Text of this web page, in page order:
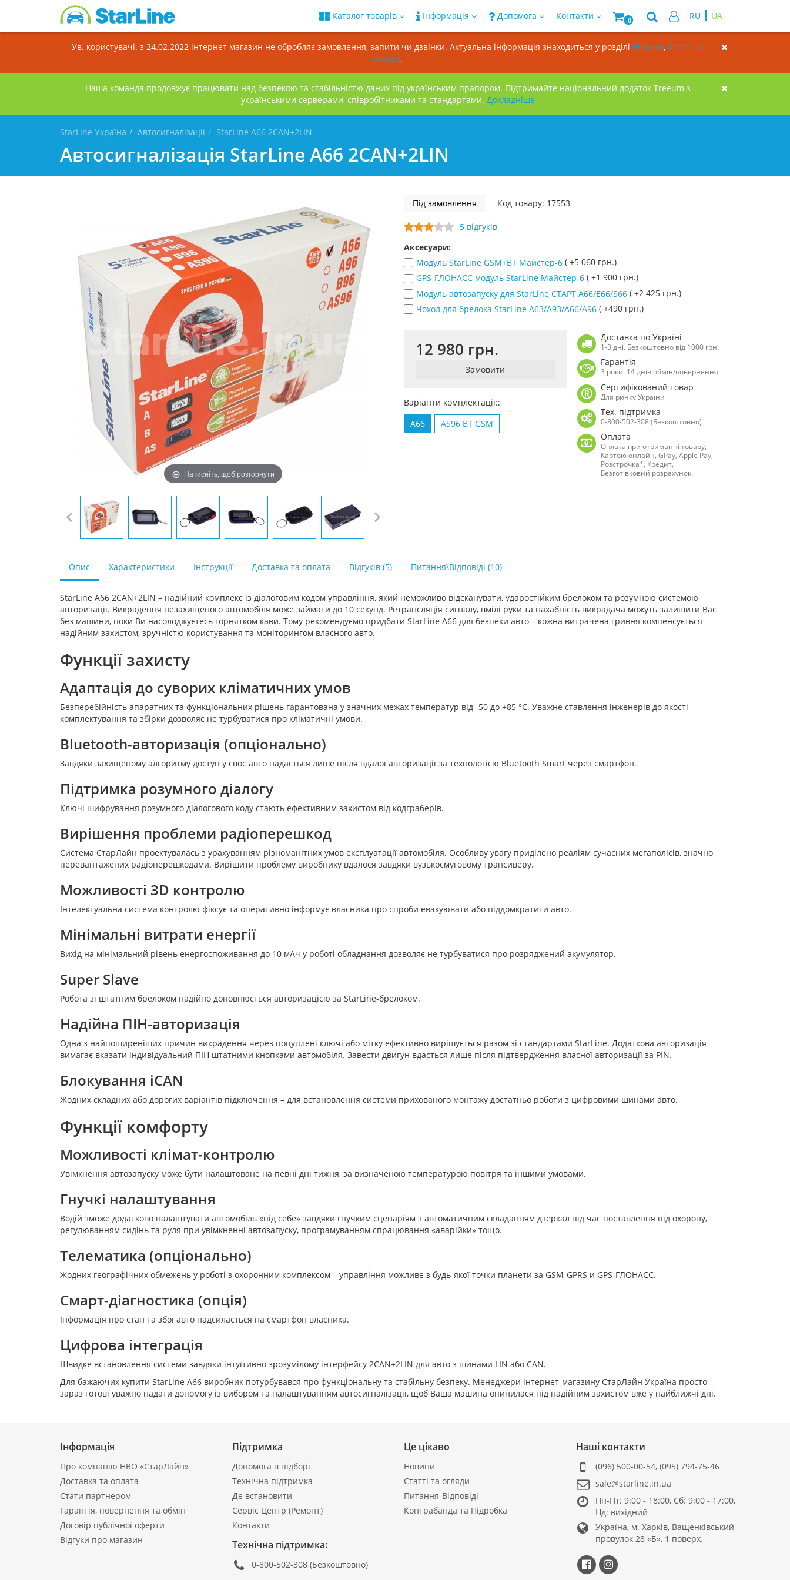
Ув. користувачі. з 24.02.2022 інтернет магазин не обробляє замовлення, запити чи дзвінки. Актуальна інформація знаходиться у розділі Новини, Статті та
огляди.
Наша команда продовжує працювати над безпекою та стабільністю даних під українським прапором. Підтримайте національний додаток Treeum з
українськими серверами, співробітниками та стандартами. Докладнiше
Каталог товарів Інформація Допомога Контакти 0 RU UA
StarLine Україна Автосигналізації StarLine A66 2CAN+2LIN
Автосигналізація StarLine A66 2CAN+2LIN
Натисніть, щоб розгорнути
Під замовлення Код товару: 17553
5 відгуків
Аксесуари:
Модуль StarLine GSM+BT Майстер-6 ( +5 060 грн.)
GPS-ГЛОНАСС модуль StarLine Майстер-6 ( +1 900 грн.)
Модуль автозапуску для StarLine СТАРТ A66/E66/S66 ( +2 425 грн.)
Чохол для брелока StarLine A63/A93/A66/A96 ( +490 грн.)
12 980 грн.
Замовити
Варіанти комплектації::
A66
AS96 BT GSM
Доставка по Україні
1-3 дні. Безкоштовно від 1000 грн.
Гарантія
3 роки. 14 днів обмін/повернення.
Сертифікований товар
Для ринку України
Тех. підтримка
0-800-502-308 (Безкоштовно)
Оплата
Оплата при отриманні товару,
Картою онлайн, GPay, Apple Pay,
Розстрочка*, Кредит,
Безготівковий розрахунок.
Опис Характеристики Інструкції Доставка та оплата Відгуків (5) Питання\Відповіді (10)
StarLine A66 2CAN+2LIN – надійний комплекс із діалоговим кодом управління, який неможливо відсканувати, ударостійким брелоком та розумною системою
авторизації. Викрадення незахищеного автомобіля може займати до 10 секунд. Ретрансляція сигналу, вмілі руки та нахабність викрадача можуть залишити Вас
без машини, поки Ви насолоджуєтесь горнятком кави. Тому рекомендуємо придбати StarLine A66 для безпеки авто – кожна витрачена гривня компенсується
надійним захистом, зручністю користування та моніторингом власного авто.
Функції захисту
Адаптація до суворих кліматичних умов
Безперебійність апаратних та функціональних рішень гарантована у значних межах температур від -50 до +85 °С. Уважне ставлення інженерів до якості
комплектування та збірки дозволяє не турбуватися про кліматичні умови.
Bluetooth-авторизація (опціонально)
Завдяки захищеному алгоритму доступ у своє авто надається лише після вдалої авторизації за технологією Bluetooth Smart через смартфон.
Підтримка розумного діалогу
Ключі шифрування розумного діалогового коду стають ефективним захистом від кодграберів.
Вирішення проблеми радіоперешкод
Система СтарЛайн проектувалась з урахуванням різноманітних умов експлуатації автомобіля. Особливу увагу приділено реаліям сучасних мегаполісів, значно
перевантажених радіоперешкодами. Вирішити проблему виробнику вдалося завдяки вузькосмуговому трансиверу.
Можливості 3D контролю
Інтелектуальна система контролю фіксує та оперативно інформує власника про спроби евакуювати або піддомкратити авто.
Мінімальні витрати енергії
Вихід на мінімальний рівень енергоспоживання до 10 мАч у роботі обладнання дозволяє не турбуватися про розряджений акумулятор.
Super Slave
Робота зі штатним брелоком надійно доповнюється авторизацією за StarLine-брелоком.
Надійна ПІН-авторизація
Одна з найпоширеніших причин викрадення через поцуплені ключі або мітку ефективно вирішується разом зі стандартами StarLine. Додаткова авторизація
вимагає вказати індивідуальний ПІН штатними кнопками автомобіля. Завести двигун вдасться лише після підтвердження власної авторизації за PIN.
Блокування iCAN
Жодних складних або дорогих варіантів підключення – для встановлення системи прихованого монтажу достатньо роботи з цифровими шинами авто.
Функції комфорту
Можливості клімат-контролю
Увімкнення автозапуску може бути налаштоване на певні дні тижня, за визначеною температурою повітря та іншими умовами.
Гнучкі налаштування
Водій зможе додатково налаштувати автомобіль «під себе» завдяки гнучким сценаріям з автоматичним складанням дзеркал під час поставлення під охорону,
регулюванням сидінь та руля при увімкненні автозапуску, програмуванням спрацювання «аварійки» тощо.
Телематика (опціонально)
Жодних географічних обмежень у роботі з охоронним комплексом – управління можливе з будь-якої точки планети за GSM-GPRS и GPS-ГЛОНАСС.
Смарт-діагностика (опція)
Інформація про стан та збої авто надсилається на смартфон власника.
Цифрова інтеграція
Швидке встановлення системи завдяки інтуїтивно зрозумілому інтерфейсу 2CAN+2LIN для авто з шинами LIN або CAN.
Для бажаючих купити StarLine A66 виробник потурбувався про функціональну та стабільну безпеку. Менеджери інтернет-магазину СтарЛайн Україна просто
зараз готові уважно надати допомогу із вибором та налаштуванням автосигналізації, щоб Ваша машина опинилася під надійним захистом вже у найближчі дні.
Інформація
Про компанію НВО «СтарЛайн»
Доставка та оплата
Стати партнером
Гарантія, повернення та обмін
Договір публічної оферти
Відгуки про магазин
Підтримка
Допомога в підборі
Технічна підтримка
Де встановити
Сервіс Центр (Ремонт)
Контакти
Технічна підтримка:
0-800-502-308 (Безкоштовно)
Це цікаво
Новини
Статті та огляди
Питання-Відповіді
Контрабанда та Підробка
Наші контакти
(096) 500-00-54,(095) 794-75-46
sale@starline.in.ua
Пн-Пт: 9:00 - 18:00, Сб: 9:00 - 17:00,
Нд: вихідний
Україна, м. Харків, Ващенківський
провулок 28 «Б», 1 поверх.